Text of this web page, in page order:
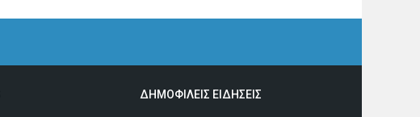
ΔΗΜΟΦΙΛΕΙΣ ΕΙΔΗΣΕΙΣ